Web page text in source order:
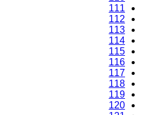
111
112
113
114
115
116
117
118
119
120